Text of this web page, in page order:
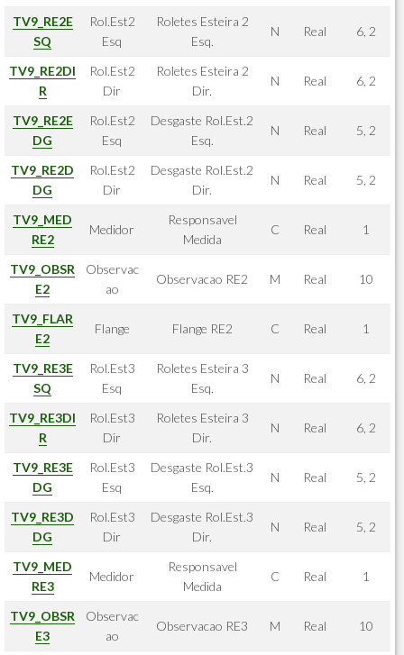
TV9_RE2E
SQ
Rol.Est2
Esq
Roletes Esteira 2
Esq.
N Real 6, 2
TV9_RE2DI
R
Rol.Est2
Dir
Roletes Esteira 2
Dir.
N Real 6, 2
TV9_RE2E
DG
Rol.Est2
Esq
Desgaste Rol.Est.2
Esq.
N Real 5, 2
TV9_RE2D
DG
Rol.Est2
Dir
Desgaste Rol.Est.2
Dir.
N Real 5, 2
TV9_MED
RE2
Medidor
Responsavel
Medida
C Real 1
TV9_OBSR
E2
Observac
ao
Observacao RE2 M Real 10
TV9_FLAR
E2
Flange Flange RE2 C Real 1
TV9_RE3E
SQ
Rol.Est3
Esq
Roletes Esteira 3
Esq.
N Real 6, 2
TV9_RE3DI
R
Rol.Est3
Dir
Roletes Esteira 3
Dir.
N Real 6, 2
TV9_RE3E
DG
Rol.Est3
Esq
Desgaste Rol.Est.3
Esq.
N Real 5, 2
TV9_RE3D
DG
Rol.Est3
Dir
Desgaste Rol.Est.3
Dir.
N Real 5, 2
TV9_MED
RE3
Medidor
Responsavel
Medida
C Real 1
TV9_OBSR
E3
Observac
ao
Observacao RE3 M Real 10